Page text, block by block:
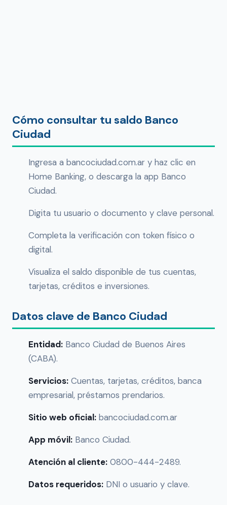
Cómo consultar tu saldo Banco
Ciudad
Ingresa a bancociudad.com.ar y haz clic en
Home Banking, o descarga la app Banco
Ciudad.
Digita tu usuario o documento y clave personal.
Completa la verificación con token físico o
digital.
Visualiza el saldo disponible de tus cuentas,
tarjetas, créditos e inversiones.
Datos clave de Banco Ciudad
Entidad: Banco Ciudad de Buenos Aires
(CABA).
Servicios: Cuentas, tarjetas, créditos, banca
empresarial, préstamos prendarios.
Sitio web oficial: bancociudad.com.ar
App móvil: Banco Ciudad.
Atención al cliente: 0800-444-2489.
Datos requeridos: DNI o usuario y clave.